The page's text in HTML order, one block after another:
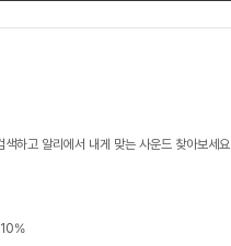
하고 알리에서 내게 맞는 사운드 찾아보세요